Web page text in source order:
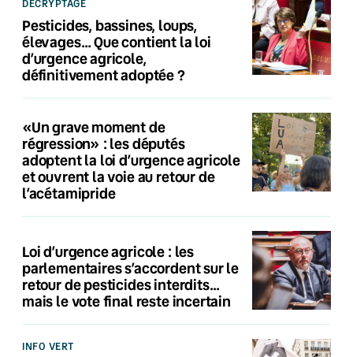
Pesticides, bassines, loups,
élevages… Que contient la loi
d’urgence agricole,
définitivement adoptée ?
«Un grave moment de
régression» : les députés
adoptent la loi d’urgence agricole
et ouvrent la voie au retour de
l’acétamipride
Loi d’urgence agricole : les
parlementaires s’accordent sur le
retour de pesticides interdits…
mais le vote final reste incertain
INFO VERT